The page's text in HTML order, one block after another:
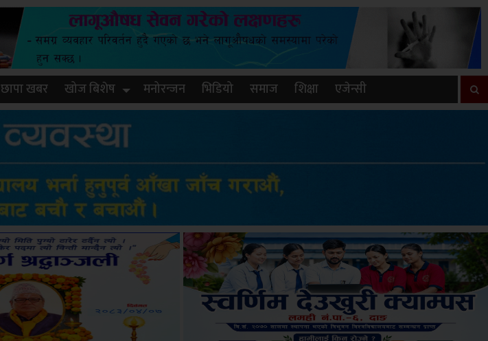
छापा खबर खोज बिशेष मनोरन्जन भिडियो समाज शिक्षा एजेन्सी